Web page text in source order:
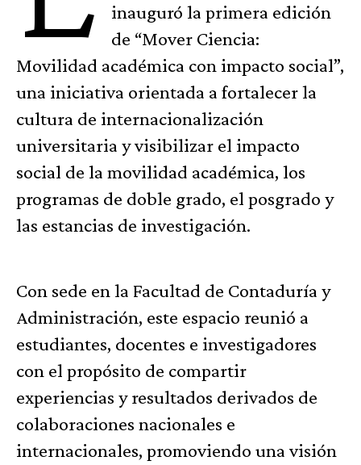
inauguró la primera edición
de “Mover Ciencia:
Movilidad académica con impacto social”,
una iniciativa orientada a fortalecer la
cultura de internacionalización
universitaria y visibilizar el impacto
social de la movilidad académica, los
programas de doble grado, el posgrado y
las estancias de investigación.
Con sede en la Facultad de Contaduría y
Administración, este espacio reunió a
estudiantes, docentes e investigadores
con el propósito de compartir
experiencias y resultados derivados de
colaboraciones nacionales e
internacionales, promoviendo una visión